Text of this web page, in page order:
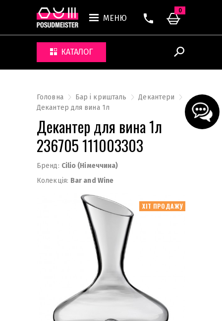
МЕНЮ
КАТАЛОГ
0
Головна Бар і кришталь
Декантери
Декантер для вина 1л
Декантер для вина 1л
236705 111003303
Бренд: Cilio (Німеччина)
Колекція: Bar and Wine
ХІТ ПРОДАЖУ